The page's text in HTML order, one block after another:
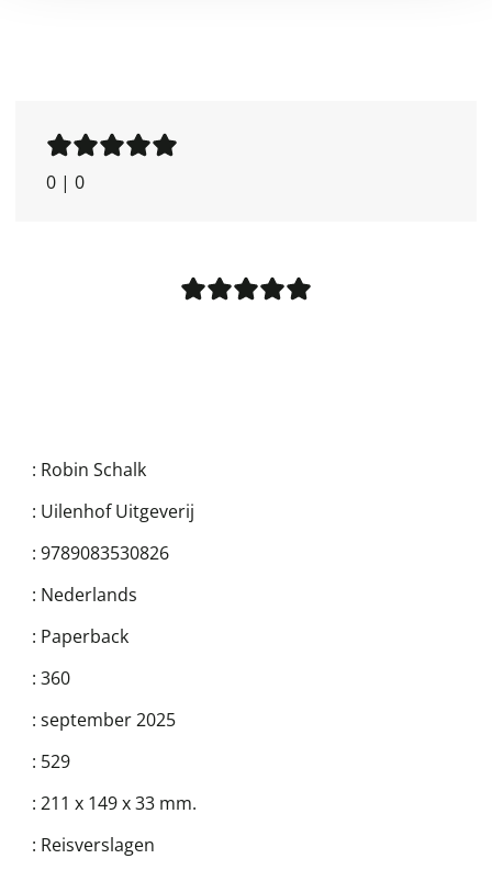
0 | 0
: Robin Schalk
: Uilenhof Uitgeverij
: 9789083530826
: Nederlands
: Paperback
: 360
: september 2025
: 529
: 211 x 149 x 33 mm.
: Reisverslagen